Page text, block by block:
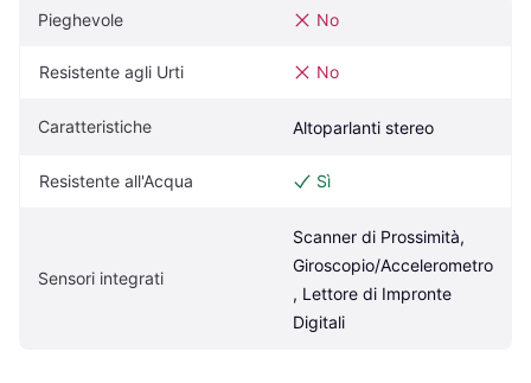
Pieghevole No
Resistente agli Urti No
Caratteristiche Altoparlanti stereo
Resistente all'Acqua Sì
Sensori integrati
Scanner di Prossimità,
Giroscopio/Accelerometro
, Lettore di Impronte
Digitali